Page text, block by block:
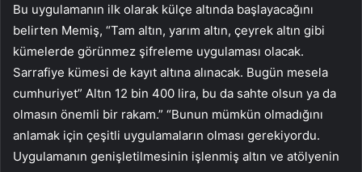
Bu uygulamanın ilk olarak külçe altında başlayacağını
belirten Memiş, “Tam altın, yarım altın, çeyrek altın gibi
kümelerde görünmez şifreleme uygulaması olacak.
Sarrafiye kümesi de kayıt altına alınacak. Bugün mesela
cumhuriyet” Altın 12 bin 400 lira, bu da sahte olsun ya da
olmasın önemli bir rakam.” “Bunun mümkün olmadığını
anlamak için çeşitli uygulamaların olması gerekiyordu.
Uygulamanın genişletilmesinin işlenmiş altın ve atölyenin